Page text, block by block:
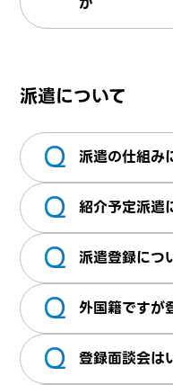
が合うか検討さ
ない場合は、都
おりますので営
派遣について
Q 派遣の仕組み
派遣には、一般
は弊社となり、
ただきます。 ・
いた方が契約期
Q 紹介予定派遣
一定の派遣期間
タッフ双方が適
Q 派遣登録につ
弊社にて派遣の
要となります。
Q 外国籍ですが
日本に在留する
Q 登録面談会は